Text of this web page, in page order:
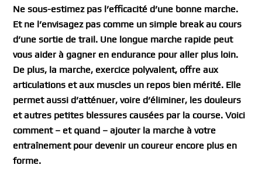
Ne sous-estimez pas l’efficacité d’une bonne marche.
Et ne l’envisagez pas comme un simple break au cours
d’une sortie de trail. Une longue marche rapide peut
vous aider à gagner en endurance pour aller plus loin.
De plus, la marche, exercice polyvalent, offre aux
articulations et aux muscles un repos bien mérité. Elle
permet aussi d’atténuer, voire d’éliminer, les douleurs
et autres petites blessures causées par la course. Voici
comment – et quand – ajouter la marche à votre
entraînement pour devenir un coureur encore plus en
forme.